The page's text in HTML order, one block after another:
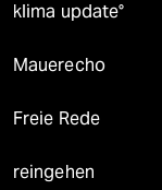
klima update°
Mauerecho
Freie Rede
reingehen